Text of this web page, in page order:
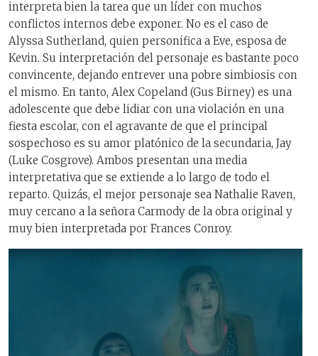
interpreta bien la tarea que un líder con muchos
conflictos internos debe exponer. No es el caso de
Alyssa Sutherland, quien personifica a Eve, esposa de
Kevin. Su interpretación del personaje es bastante poco
convincente, dejando entrever una pobre simbiosis con
el mismo. En tanto, Alex Copeland (Gus Birney) es una
adolescente que debe lidiar con una violación en una
fiesta escolar, con el agravante de que el principal
sospechoso es su amor platónico de la secundaria, Jay
(Luke Cosgrove). Ambos presentan una media
interpretativa que se extiende a lo largo de todo el
reparto. Quizás, el mejor personaje sea Nathalie Raven,
muy cercano a la señora Carmody de la obra original y
muy bien interpretada por Frances Conroy.